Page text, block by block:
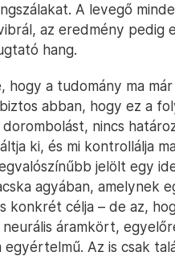
A levegő
az eredmény pedig
hang.
hogy a tudomány ma már
abban, hogy ez a
nincs
ki, és mi kontrollálja
jelölt egy
agyában, amelynek
konkrét célja – de az,
áramkört,
egyértelmű. Az is csak